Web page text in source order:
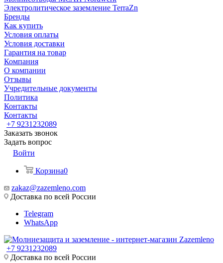
Электролитическое заземление TerraZn
Бренды
Как купить
Условия оплаты
Условия доставки
Гарантия на товар
Компания
О компании
Отзывы
Учредительные документы
Политика
Контакты
Контакты
+7 9231232089
Заказать звонок
Задать вопрос
Войти
Корзина0
zakaz@zazemleno.com
Доставка по всей России
Telegram
WhatsApp
+7 9231232089
Доставка по всей России